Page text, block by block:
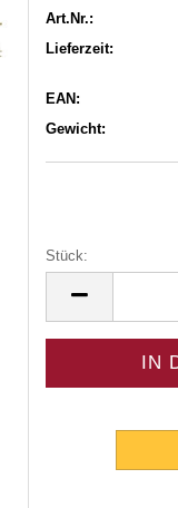
Art.Nr.:
Lieferzeit:
EAN:
Gewicht:
Stück:
Stück